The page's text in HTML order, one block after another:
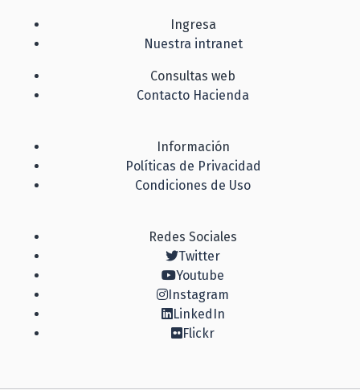
Ingresa
Nuestra intranet
Consultas web
Contacto Hacienda
Información
Políticas de Privacidad
Condiciones de Uso
Redes Sociales
Twitter
Youtube
Instagram
LinkedIn
Flickr